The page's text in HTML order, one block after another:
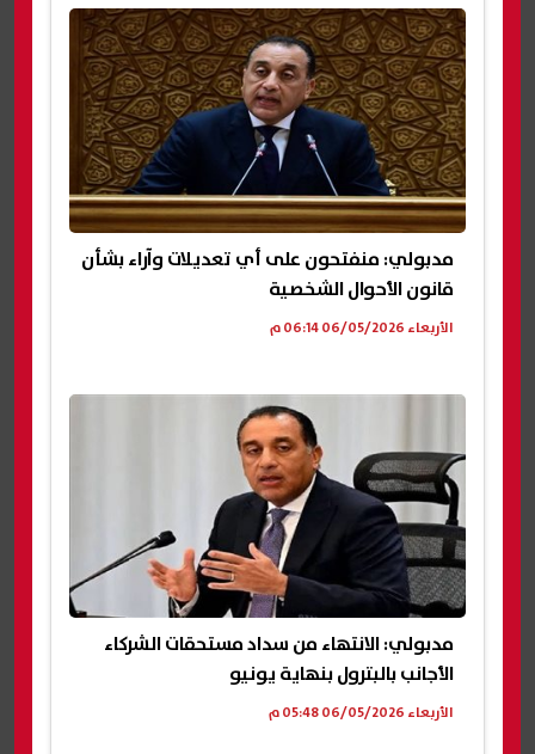
مدبولي: منفتحون على أي تعديلات وآراء بشأن
قانون الأحوال الشخصية
الأربعاء 06/05/2026 06:14 م
مدبولي: الانتهاء من سداد مستحقات الشركاء
الأجانب بالبترول بنهاية يونيو
الأربعاء 06/05/2026 05:48 م